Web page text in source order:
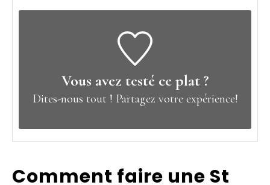
Vous avez testé ce plat ?
Dites-nous tout ! Partagez votre expérience!
Comment faire une St